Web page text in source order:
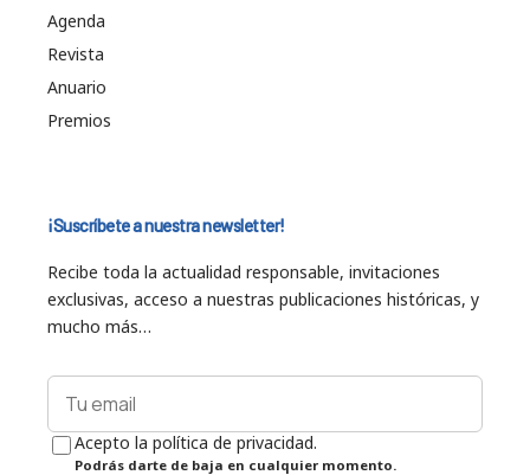
Agenda
Revista
Anuario
Premios
¡Suscríbete a nuestra newsletter!
Recibe toda la actualidad responsable, invitaciones
exclusivas, acceso a nuestras publicaciones históricas, y
mucho más…
Acepto la política de privacidad.
Podrás darte de baja en cualquier momento.